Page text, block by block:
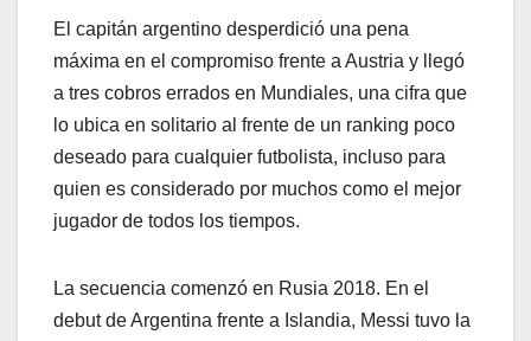
El capitán argentino desperdició una pena
máxima en el compromiso frente a Austria y llegó
a tres cobros errados en Mundiales, una cifra que
lo ubica en solitario al frente de un ranking poco
deseado para cualquier futbolista, incluso para
quien es considerado por muchos como el mejor
jugador de todos los tiempos.
La secuencia comenzó en Rusia 2018. En el
debut de Argentina frente a Islandia, Messi tuvo la